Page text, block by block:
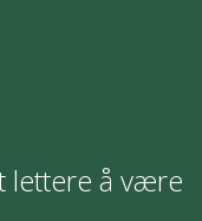
lettere å være